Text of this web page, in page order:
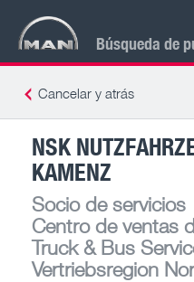
Búsqueda de
Cancelar y atrás
NSK
KAMENZ
Socio de servicios
Centro de ventas
Truck & Bus
Vertriebsregion